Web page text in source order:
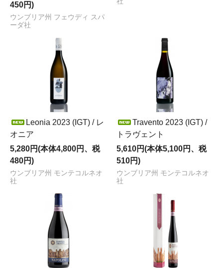
450円)
ウンブリア州 フェウディ スパ
ーダ社
Leonia 2023 (IGT) / レ
オニア
5,280円(本体4,800円、税
480円)
ウンブリア州 モンテコルネオ
社
Travento 2023 (IGT) /
トラヴェント
5,610円(本体5,100円、税
510円)
ウンブリア州 モンテコルネオ
社